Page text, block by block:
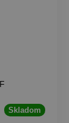
Skladom